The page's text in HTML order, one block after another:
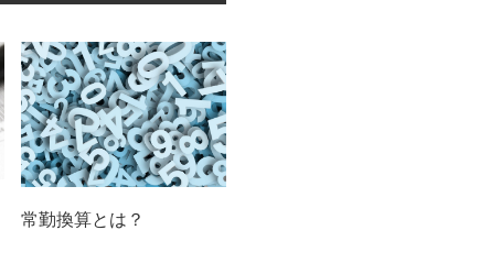
常勤換算とは？